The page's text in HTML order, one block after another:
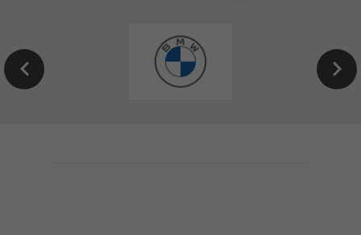
EU-
Neuwagen